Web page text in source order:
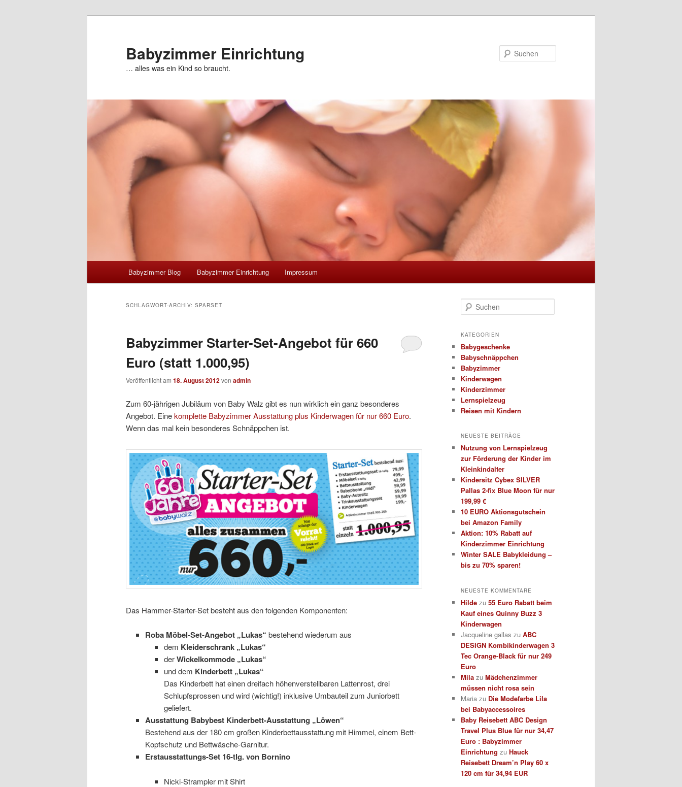
Babyzimmer Einrichtung
… alles was ein Kind so braucht.
Babyzimmer Blog Babyzimmer Einrichtung Impressum
SCHLAGWORT-ARCHIV: SPARSET
Babyzimmer Starter-Set-Angebot für 660
Euro (statt 1.000,95)
Veröffentlicht am 18. August 2012von admin
Zum 60-jährigen Jubiläum von Baby Walz gibt es nun wirklich ein ganz besonderes
Angebot. Einekomplette Babyzimmer Ausstattung plus Kinderwagen für nur 660 Euro.
Wenn das mal kein besonderes Schnäppchen ist.
Das Hammer-Starter-Set besteht aus den folgenden Komponenten:
Roba Möbel-Set-Angebot „Lukas“ bestehend wiederum aus
dem Kleiderschrank „Lukas“
derWickelkommode „Lukas“
und dem Kinderbett „Lukas“
Das Kinderbett hat einen dreifach höhenverstellbaren Lattenrost, drei
Schlupfsprossen und wird (wichtig!) inklusive Umbauteil zum Juniorbett
geliefert.
Ausstattung Babybest Kinderbett-Ausstattung „Löwen“
Bestehend aus der 180 cm großen Kinderbettausstattung mit Himmel, einem Bett-
Kopfschutz und Bettwäsche-Garnitur.
Erstausstattungs-Set 16-tlg. von Bornino
Nicki-Strampler mit Shirt
u
h
n
KATEGORIEN
Babygeschenke
Babyschnäppchen
Babyzimmer
Kinderwagen
Kinderzimmer
Lernspielzeug
Reisen mit Kindern
NEUESTE BEITRÄGE
Nutzung von Lernspielzeug
zur Förderung der Kinder im
Kleinkindalter
Kindersitz Cybex SILVER
Pallas 2-fix Blue Moon für nur
199,99 €
10 EURO Aktionsgutschein
bei Amazon Family
Aktion: 10% Rabatt auf
Kinderzimmer Einrichtung
Winter SALE Babykleidung –
bis zu 70% sparen!
NEUESTE KOMMENTARE
Hilde zu 55 Euro Rabatt beim
Kauf eines Quinny Buzz 3
Kinderwagen
Jacqueline gallas zu ABC
DESIGN Kombikinderwagen 3
Tec Orange-Black für nur 249
Euro
Mila zu Mädchenzimmer
müssen nicht rosa sein
Maria zu Die Modefarbe Lila
bei Babyaccessoires
Baby Reisebett ABC Design
Travel Plus Blue für nur 34,47
Euro : Babyzimmer
Einrichtung zu Hauck
Reisebett Dream’n Play 60 x
120 cm für 34,94 EUR